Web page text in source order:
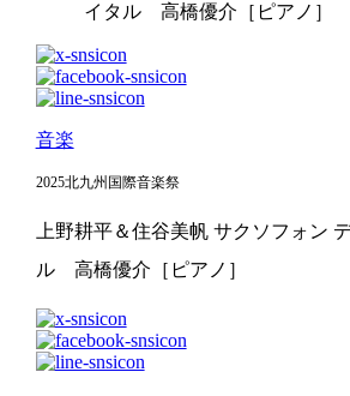
イタル 高橋優介［ピアノ］
音楽
2025北九州国際音楽祭
上野耕平＆住谷美帆 サクソフォン
ル 高橋優介［ピアノ］